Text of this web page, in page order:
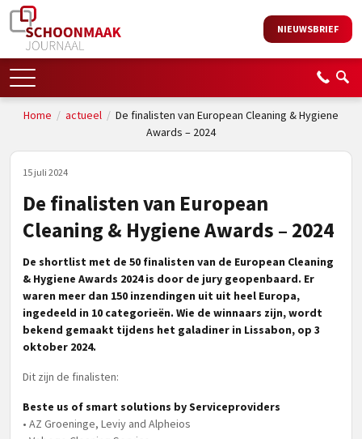
NIEUWSBRIEF
Home / actueel / De finalisten van European Cleaning & Hygiene
Awards – 2024
15 juli 2024
De finalisten van European
Cleaning & Hygiene Awards – 2024
De shortlist met de 50 finalisten van de European Cleaning
& Hygiene Awards 2024 is door de jury geopenbaard. Er
waren meer dan 150 inzendingen uit uit heel Europa,
ingedeeld in 10 categorieën. Wie de winnaars zijn, wordt
bekend gemaakt tijdens het galadiner in Lissabon, op 3
oktober 2024.
Dit zijn de finalisten:
Beste us of smart solutions by Serviceproviders
• AZ Groeninge, Leviy and Alpheios